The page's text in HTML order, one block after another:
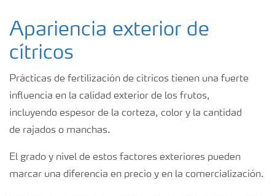
Deficiencias
Apariencia exterior de
cítricos
Prácticas de fertilización de cítricos tienen una fuerte
influencia en la calidad exterior de los frutos,
incluyendo espesor de la corteza, color y la cantidad
de rajados o manchas.
El grado y nivel de estos factores exteriores pueden
marcar una diferencia en precio y en la comercialización.